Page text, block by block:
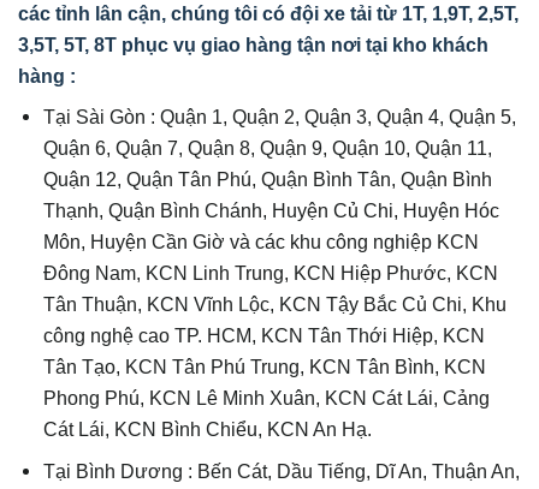
các tỉnh lân cận, chúng tôi có đội xe tải từ 1T, 1,9T, 2,5T,
3,5T, 5T, 8T phục vụ giao hàng tận nơi tại kho khách
hàng :
Tại Sài Gòn : Quận 1, Quận 2, Quận 3, Quận 4, Quận 5,
Quận 6, Quận 7, Quận 8, Quận 9, Quận 10, Quận 11,
Quận 12, Quận Tân Phú, Quận Bình Tân, Quận Bình
Thạnh, Quận Bình Chánh, Huyện Củ Chi, Huyện Hóc
Môn, Huyện Cần Giờ và các khu công nghiệp KCN
Đông Nam, KCN Linh Trung, KCN Hiệp Phước, KCN
Tân Thuận, KCN Vĩnh Lộc, KCN Tậy Bắc Củ Chi, Khu
công nghệ cao TP. HCM, KCN Tân Thới Hiệp, KCN
Tân Tạo, KCN Tân Phú Trung, KCN Tân Bình, KCN
Phong Phú, KCN Lê Minh Xuân, KCN Cát Lái, Cảng
Cát Lái, KCN Bình Chiểu, KCN An Hạ.
Tại Bình Dương : Bến Cát, Dầu Tiếng, Dĩ An, Thuận An,